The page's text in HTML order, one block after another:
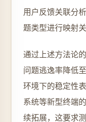
用户反馈关联分
题类型进行映射
通过上述方法论
问题逃逸率降低
环境下的稳定性
系统等新型终端
续拓展，这要求